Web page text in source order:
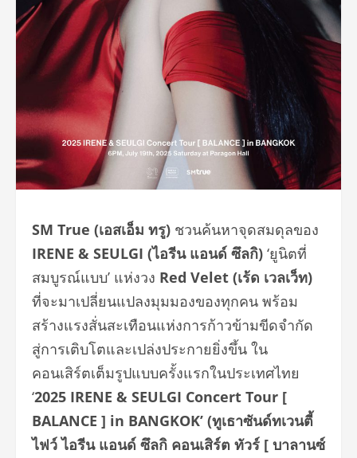
SM True (เอสเอ็ม ทรู) ชวนค้นหาจุดสมดุลของ
IRENE & SEULGI (ไอรีน แอนด์ ซึลกิ) ‘ยูนิตที่
สมบูรณ์แบบ’ แห่งวง Red Velet (เร้ด เวลเว็ท)
ที่จะมาเปลี่ยนแปลงมุมมองของทุกคน พร้อม
สร้างแรงสั่นสะเทือนแห่งการก้าวข้ามขีดจำกัด
สู่การเติบโตและเปล่งประกายยิ่งขึ้น ใน
คอนเสิร์ตเต็มรูปแบบครั้งแรกในประเทศไทย
‘2025 IRENE & SEULGI Concert Tour [
BALANCE ] in BANGKOK’ (ทูเธาซันด์ทเวนตี้
ไฟว์ ไอรีน แอนด์ ซึลกิ คอนเสิร์ต ทัวร์ [ บาลานซ์